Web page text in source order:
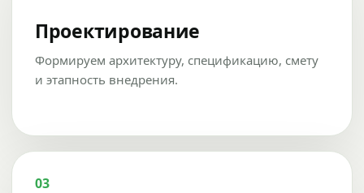
Проектирование
Формируем архитектуру, спецификацию, смету
и этапность внедрения.
03